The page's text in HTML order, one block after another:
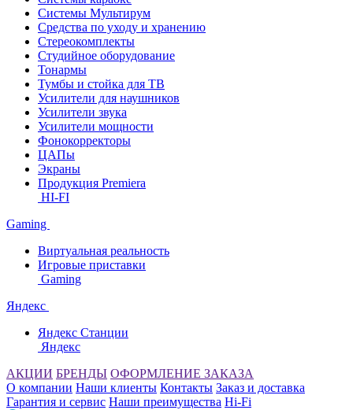
Системы Мультирум
Средства по уходу и хранению
Стереокомплекты
Студийное оборудование
Тонармы
Тумбы и стойка для ТВ
Усилители для наушников
Усилители звука
Усилители мощности
Фонокорректоры
ЦАПы
Экраны
Продукция Premiera
HI-FI
Gaming
Виртуальная реальность
Игровые приставки
Gaming
Яндекс
Яндекс Станции
Яндекс
АКЦИИ БРЕНДЫ ОФОРМЛЕНИЕ ЗАКАЗА
О компании Наши клиенты Контакты Заказ и доставка
Гарантия и сервис Наши преимущества Hi-Fi